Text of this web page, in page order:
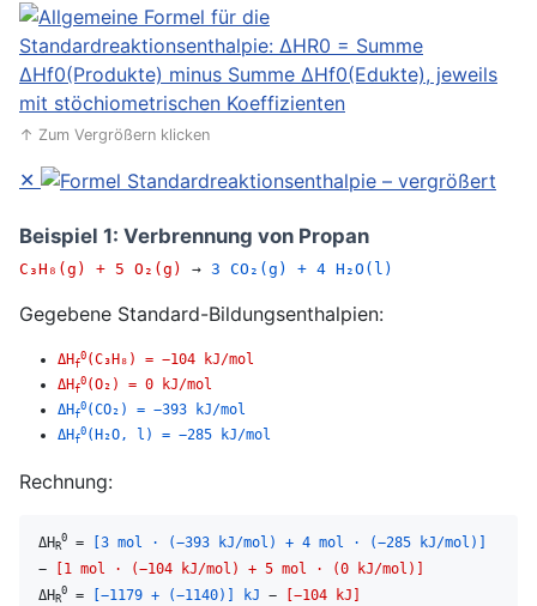
↑ Zum Vergrößern klicken
✕
Beispiel 1: Verbrennung von Propan
C₃H₈(g) + 5 O₂(g) → 3 CO₂(g) + 4 H₂O(l)
Gegebene Standard-Bildungsenthalpien:
ΔHf
0 (C₃H₈) = −104 kJ/mol
ΔHf
0 (O₂) = 0 kJ/mol
ΔHf
0 (CO₂) = −393 kJ/mol
ΔHf
0 (H₂O, l) = −285 kJ/mol
Rechnung:
ΔHR
0 =
[3 mol · (−393 kJ/mol) + 4 mol · (−285 kJ/mol)]
−
[1 mol · (−104 kJ/mol) + 5 mol · (0 kJ/mol)]
ΔHR
0 = [−1179 + (−1140)] kJ −
[−104 kJ]